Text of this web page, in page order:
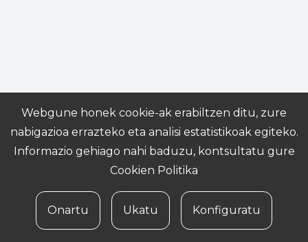
Webgune honek cookie-ak erabiltzen ditu, zure
nabigazioa errazteko eta analisi estatistikoak egiteko.
Informazio gehiago nahi baduzu, kontsultatu gure
Cookien Politika
Onartu Ukatu Konfiguratu